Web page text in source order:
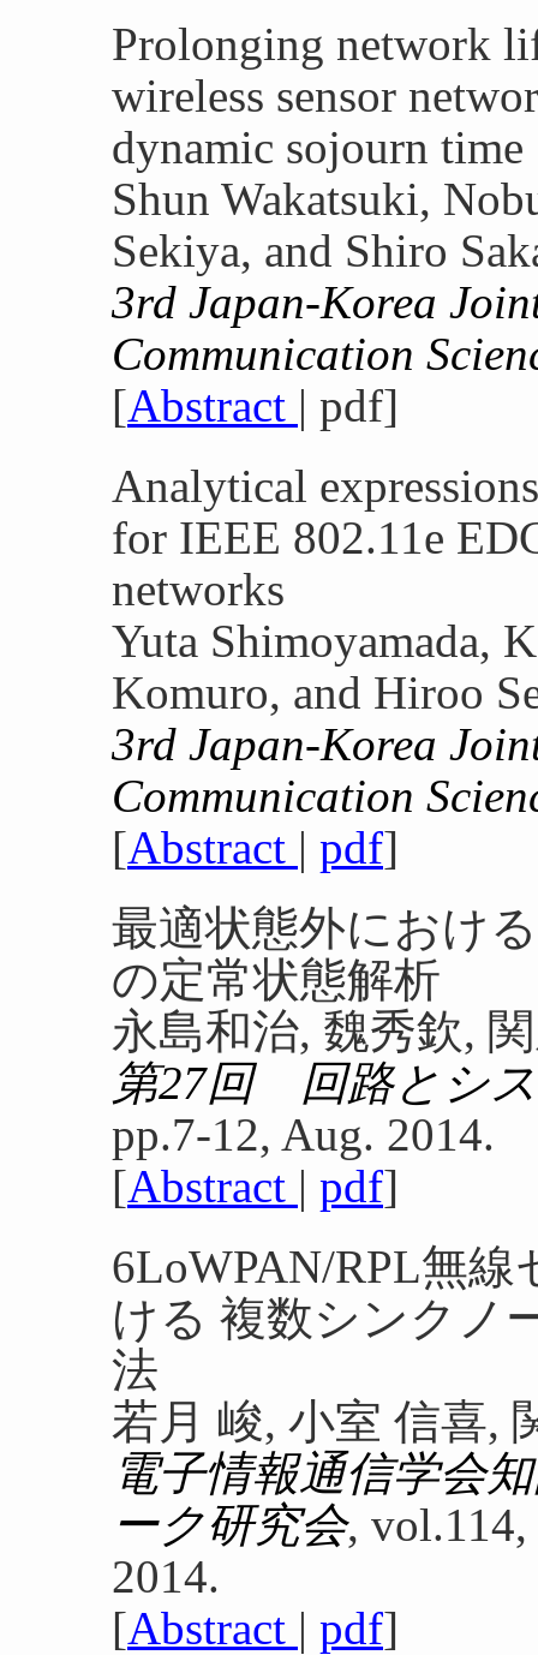
Prolonging network
wireless sensor
dynamic sojourn time
Shun Wakatsuki,
Sekiya, and Shiro
3rd Japan-Korea
Communication
[Abstract | pdf]
Analytical
for IEEE 802.11e
networks
Yuta Shimoyamada,
Komuro, and Hiroo
3rd Japan-Korea
Communication
[Abstract | pdf]
最適状態外におけ
の定常状態解析
永島和治, 魏秀欽,
第27回 回路とシ
pp.7-12, Aug. 2014.
[Abstract | pdf]
6LoWPAN/RPL無
ける 複数シンクノ
法
若月 峻, 小室 信喜,
電子情報通信学会
ーク研究会,
2014.
[Abstract | pdf]